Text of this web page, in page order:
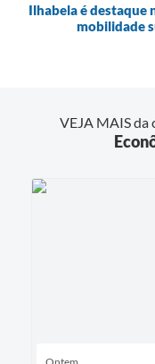
Ilhabela é destaque
mobilidade
VEJA MAIS da